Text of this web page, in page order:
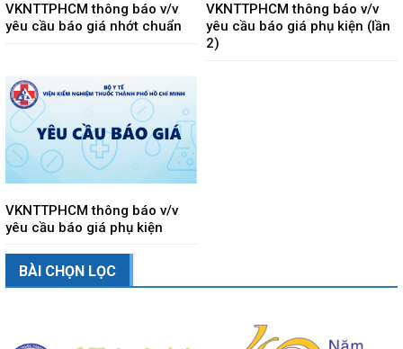
VKNTTPHCM thông báo v/v
yêu cầu báo giá nhớt chuẩn
VKNTTPHCM thông báo v/v
yêu cầu báo giá phụ kiện (lần
2)
VKNTTPHCM thông báo v/v
yêu cầu báo giá phụ kiện
BÀI CHỌN LỌC